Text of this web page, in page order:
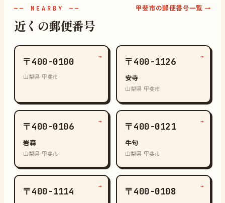
—— NEARBY ——
近くの郵便番号
甲斐市の郵便番号一覧 →
〒400-0100
山梨県 甲斐市
→ 〒400-1126
安寺
山梨県 甲斐市
→
〒400-0106
岩森
山梨県 甲斐市
→ 〒400-0121
牛句
山梨県 甲斐市
→
〒400-1114 → 〒400-0108 →